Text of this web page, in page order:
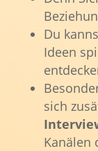
Du
Ideen
sich
Kanälen